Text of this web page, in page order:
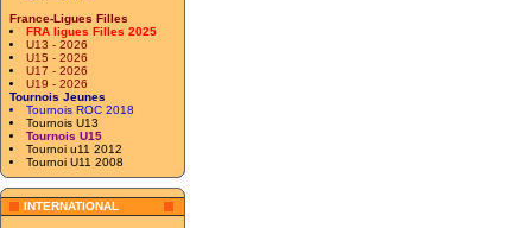
France-Ligues Filles
FRA ligues Filles 2025
U13 - 2026
U15 - 2026
U17 - 2026
U19 - 2026
Tournois Jeunes
Tournois ROC 2018
Tournois U13
Tournois U15
Tournoi u11 2012
Tournoi U11 2008
INTERNATIONAL